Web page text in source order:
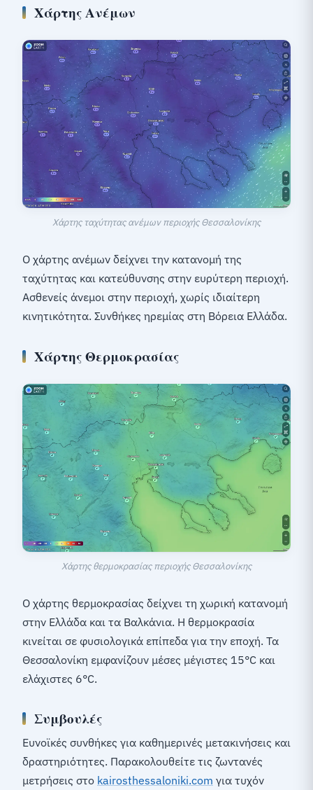
Χάρτης Ανέμων
Χάρτης ταχύτητας ανέμων περιοχής Θεσσαλονίκης
Ο χάρτης ανέμων δείχνει την κατανομή της
ταχύτητας και κατεύθυνσης στην ευρύτερη περιοχή.
Ασθενείς άνεμοι στην περιοχή, χωρίς ιδιαίτερη
κινητικότητα. Συνθήκες ηρεμίας στη Βόρεια Ελλάδα.
Χάρτης Θερμοκρασίας
Χάρτης θερμοκρασίας περιοχής Θεσσαλονίκης
Ο χάρτης θερμοκρασίας δείχνει τη χωρική κατανομή
στην Ελλάδα και τα Βαλκάνια. Η θερμοκρασία
κινείται σε φυσιολογικά επίπεδα για την εποχή. Τα
Θεσσαλονίκη εμφανίζουν μέσες μέγιστες 15°C και
ελάχιστες 6°C.
Συμβουλές
Ευνοϊκές συνθήκες για καθημερινές μετακινήσεις και
δραστηριότητες. Παρακολουθείτε τις ζωντανές
μετρήσεις στο kairosthessaloniki.com για τυχόν